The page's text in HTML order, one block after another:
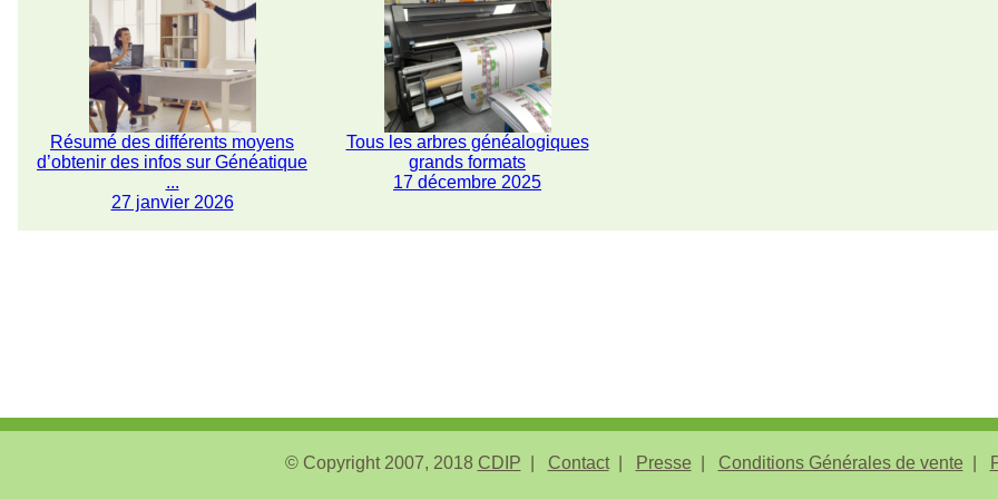
Résumé des différents moyens
d’obtenir des infos sur Généatique
...
27 janvier 2026
Tous les arbres généalogiques
grands formats
17 décembre 2025
© Copyright 2007, 2018 CDIP Contact Presse Conditions Générales de vente